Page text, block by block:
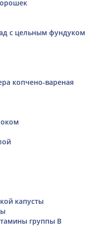
с цельным фундуком
копчено-вареная
капусты
группы В